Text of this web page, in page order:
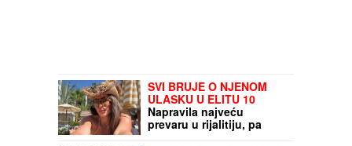
SVI BRUJE O NJENOM
ULASKU U ELITU 10
Napravila najveću
prevaru u rijalitiju, pa
nestala iz Srbije: Kuća u